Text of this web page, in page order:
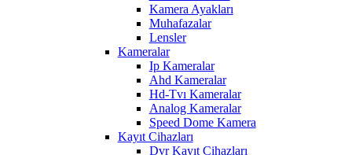
Kamera Ayakları
Muhafazalar
Lensler
Kameralar
Ip Kameralar
Ahd Kameralar
Hd-Tvı Kameralar
Analog Kameralar
Speed Dome Kamera
Kayıt Cihazları
Dvr Kayıt Cihazları